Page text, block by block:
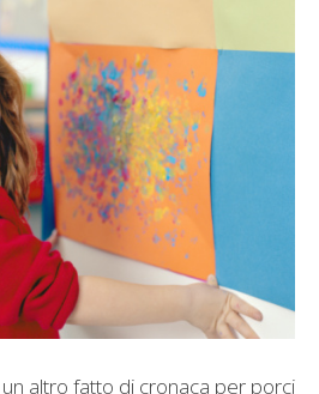
altro fatto di cronaca per porci